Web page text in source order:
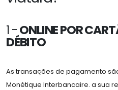
1 -ONLINE POR
DÉBITO
As transações de pagamento
Monétique Interbancaire. a sua